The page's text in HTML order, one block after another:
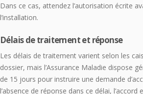
Dans ce cas, attendez l’autorisation écrite
l’installation.
Délais de traitement et réponse
Les délais de traitement varient selon les
dossier, mais l’Assurance Maladie dispose
de 15 jours pour instruire une demande
l’absence de réponse dans ce délai,